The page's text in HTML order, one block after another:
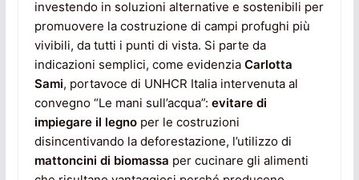
investendo in soluzioni alternative e sostenibili per
promuovere la costruzione di campi profughi più
vivibili, da tutti i punti di vista. Si parte da
indicazioni semplici, come evidenzia Carlotta
Sami, portavoce di UNHCR Italia intervenuta al
convegno “Le mani sull’acqua”: evitare di
impiegare il legnoper le costruzioni
disincentivando la deforestazione, l’utilizzo di
mattoncini di biomassa per cucinare gli alimenti